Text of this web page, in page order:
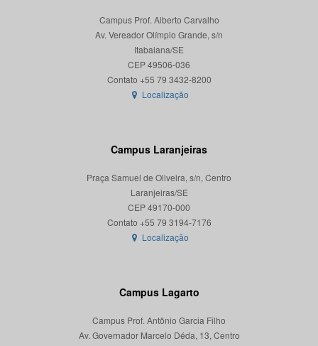
Campus Prof. Alberto Carvalho
Av. Vereador Olímpio Grande, s/n
Itabaiana/SE
CEP 49506-036
Localização
Campus Laranjeiras
Praça Samuel de Oliveira, s/n, Centro
Laranjeiras/SE
CEP 49170-000
Localização
Campus Lagarto
Campus Prof. Antônio Garcia Filho
Av. Governador Marcelo Déda, 13, Centro